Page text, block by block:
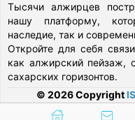
Тысячи алжирцев
нашу платформу,
наследие, так и
Откройте для себя
как алжирский пейзаж,
сахарских горизонтов.
© 2026 Copyright